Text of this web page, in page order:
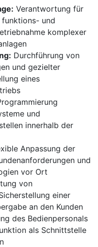
Verantwortung für
und
komplexer
Durchführung von
und gezielter
eines
und
innerhalb der
Anpassung der
und
vor Ort
von
einer
an den Kunden
des Bedienpersonals
als Schnittstelle